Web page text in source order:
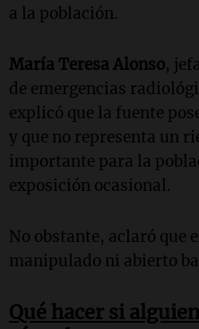
a la población.
María Teresa Alonso,
de emergencias
explicó que la fuente
y que no representa un
importante para la
exposición ocasional.
No obstante, aclaró que
manipulado ni abierto
Qué hacer si